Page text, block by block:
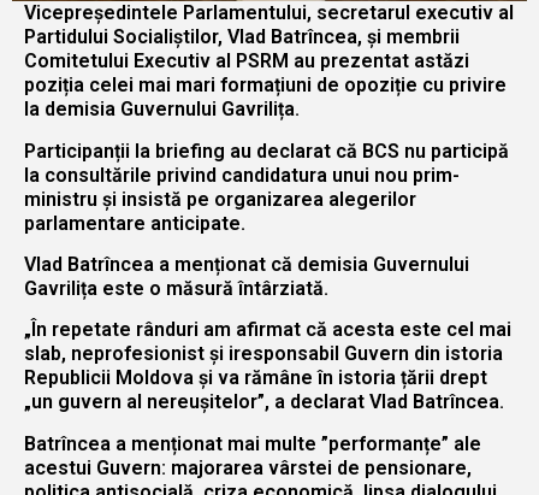
Vicepreședintele Parlamentului, secretarul executiv al
Partidului Socialiștilor, Vlad Batrîncea, și membrii
Comitetului Executiv al PSRM au prezentat astăzi
poziția celei mai mari formațiuni de opoziție cu privire
la demisia Guvernului Gavrilița.
Participanții la briefing au declarat că BCS nu participă
la consultările privind candidatura unui nou prim-
ministru și insistă pe organizarea alegerilor
parlamentare anticipate.
Vlad Batrîncea a menționat că demisia Guvernului
Gavrilița este o măsură întârziată.
„În repetate rânduri am afirmat că acesta este cel mai
slab, neprofesionist și iresponsabil Guvern din istoria
Republicii Moldova și va rămâne în istoria țării drept
„un guvern al nereușitelor”, a declarat Vlad Batrîncea.
Batrîncea a menționat mai multe ”performanțe” ale
acestui Guvern: majorarea vârstei de pensionare,